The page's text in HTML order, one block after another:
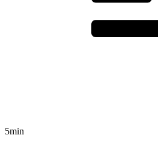
5min